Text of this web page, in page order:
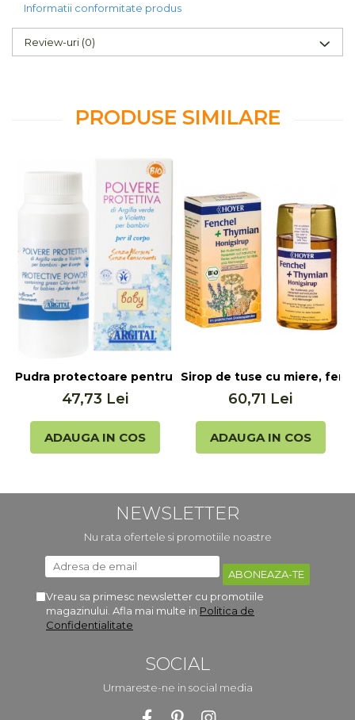
Informatii conformitate produs
Review-uri (0)
PRODUSE SIMILARE
Pudra protectoare pentru copii, 60g Argital
47,73 Lei
ADAUGA IN COS
Sirop de tuse cu miere,
60,71 Lei
ADAUGA IN COS
NEWSLETTER
Nu rata ofertele si promotiile noastre
Vreau sa primesc newsletter cu promotiile
magazinului. Afla mai multe in Politica de
Confidentialitate
SOCIAL
Urmareste-ne in social media